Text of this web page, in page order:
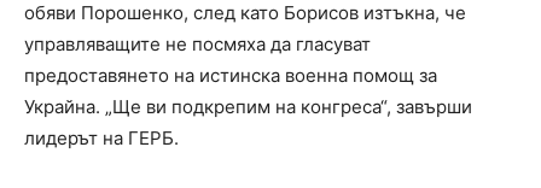
обяви Порошенко, след като Борисов изтъкна, че
управляващите не посмяха да гласуват
предоставянето на истинска военна помощ за
Украйна. „Ще ви подкрепим на конгреса“, завърши
лидерът на ГЕРБ.